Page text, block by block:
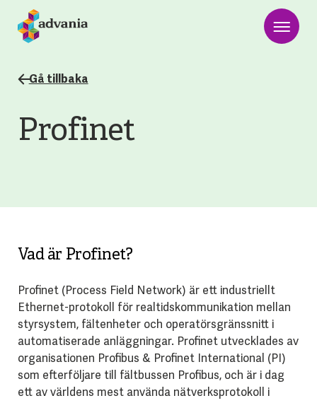
Gå tillbaka
Profinet
Vad är Profinet?
Profinet (Process Field Network) är ett industriellt
Ethernet-protokoll för realtidskommunikation mellan
styrsystem, fältenheter och operatörsgränssnitt i
automatiserade anläggningar. Profinet utvecklades av
organisationen Profibus & Profinet International (PI)
som efterföljare till fältbussen Profibus, och är i dag
ett av världens mest använda nätverksprotokoll i